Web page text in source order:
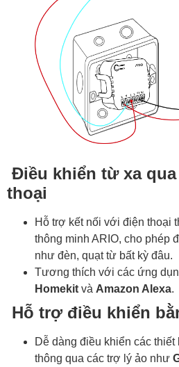
Điều khiển từ xa
thoại
Hỗ trợ kết nối với điện thoại
thông minh ARIO, cho phép
như đèn, quạt từ bất kỳ đâu.
Tương thích với các ứng
Homekit và Amazon Alexa.
Hỗ trợ điều khiển
Dễ dàng điều khiển các
thông qua các trợ lý ảo như